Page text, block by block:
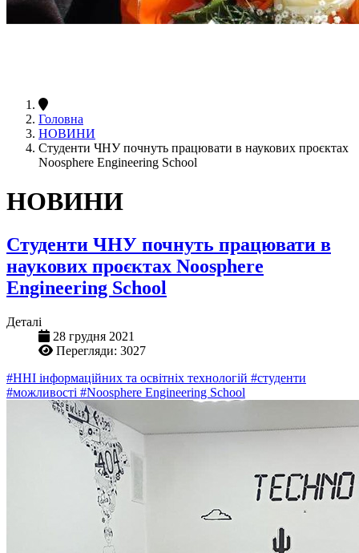
Головна
НОВИНИ
Студенти ЧНУ почнуть працювати в наукових проєктах
Noosphere Engineering School
НОВИНИ
Студенти ЧНУ почнуть працювати в
наукових проєктах Noosphere
Engineering School
Деталі
28 грудня 2021
Перегляди: 3027
#ННІ інформаційних та освітніх технологій #студенти
#можливості #Noosphere Engineering School